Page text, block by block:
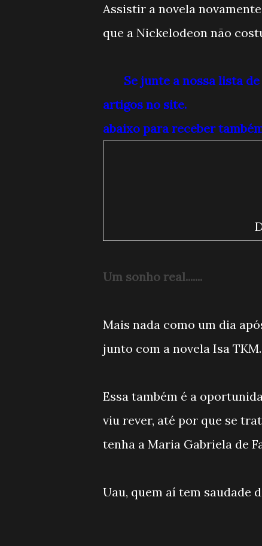
Assistir a novela
que a Nickelodeon não
Se junte a nossa lista
artigos no site.
abaixo para receber
Um sonho real.......
Mais nada como um dia
junto com a novela Isa TKM.
Essa também é a
viu rever, até por que se
tenha a Maria Gabriela de
Uau, quem aí tem saudade